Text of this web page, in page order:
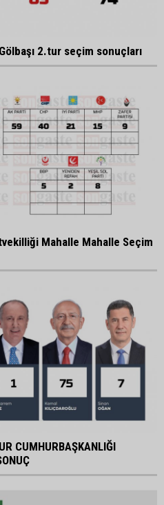
2.tur seçim sonuçları
Mahalle Mahalle Seçim
CUMHURBAŞKANLIĞI